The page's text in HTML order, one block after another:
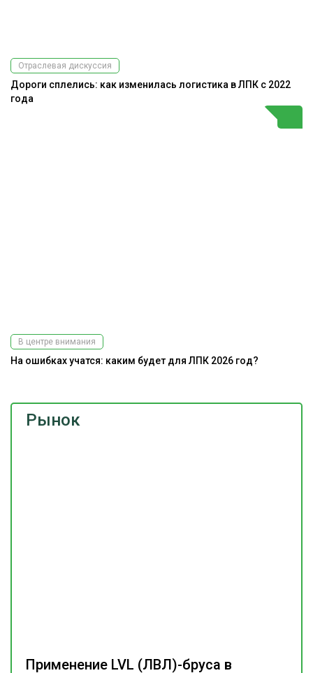
Рынок
Применение LVL (ЛВЛ)-бруса в
Отраслевая дискуссия
Дороги сплелись: как изменилась логистика в ЛПК с 2022
года
В центре внимания
На ошибках учатся: каким будет для ЛПК 2026 год?